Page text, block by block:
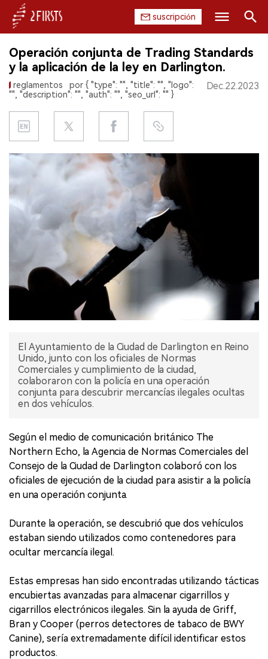
suscripción
INICIO
EMPRESA
PRODUCTO
DATOS
EXPOSICIÓN
ENTREVISTA
Buscar
Operación conjunta de Trading Standards
y la aplicación de la ley en Darlington.
reglamentos
por { "type": "", "title": "", "logo":
"", "description": "", "auth": "", "seo_url": "" }
Dec.22.2023
El Ayuntamiento de la Ciudad de Darlington en Reino
Unido, junto con los oficiales de Normas
Comerciales y cumplimiento de la ciudad,
colaboraron con la policía en una operación
conjunta para descubrir mercancías ilegales ocultas
en dos vehículos.
Según el medio de comunicación británico The
Northern Echo, la Agencia de Normas Comerciales del
Consejo de la Ciudad de Darlington colaboró con los
oficiales de ejecución de la ciudad para asistir a la policía
en una operación conjunta.
Durante la operación, se descubrió que dos vehículos
estaban siendo utilizados como contenedores para
ocultar mercancía ilegal.
Estas empresas han sido encontradas utilizando tácticas
encubiertas avanzadas para almacenar cigarrillos y
cigarrillos electrónicos ilegales. Sin la ayuda de Griff,
Bran y Cooper (perros detectores de tabaco de BWY
Canine), sería extremadamente difícil identificar estos
productos.